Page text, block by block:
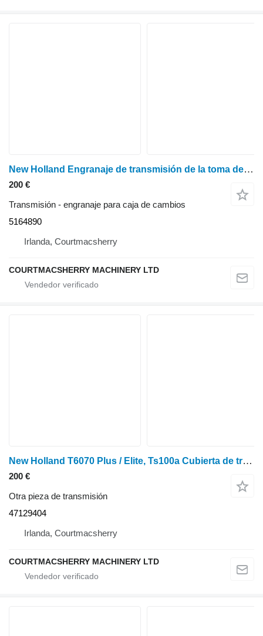
New Holland Engranaje de transmisión de la toma de fuerza 8360, TM110, TM120, TM125, TM130, TM140 T47 516 5164890 engranaje para caja de cambios para tractor de ruedas
200 €
Transmisión - engranaje para caja de cambios
5164890
Irlanda, Courtmacsherry
COURTMACSHERRY MACHINERY LTD
New Holland T6070 Plus / Elite, Ts100a Cubierta de transmisión Delta 47129404 para tractor de ruedas
200 €
Otra pieza de transmisión
47129404
Irlanda, Courtmacsherry
COURTMACSHERRY MACHINERY LTD